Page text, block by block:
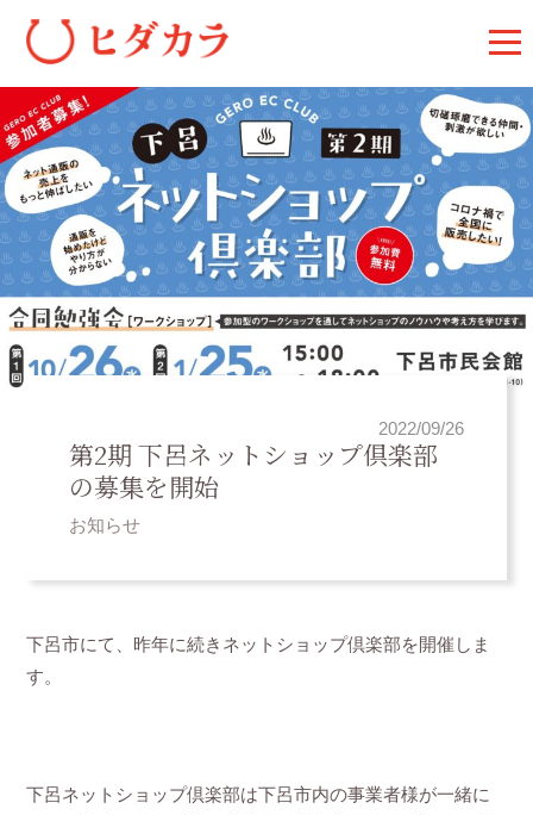
2022/09/26
第2期 下呂ネットショップ倶楽部
の募集を開始
お知らせ
下呂市にて、昨年に続きネットショップ倶楽部を開催しま
す。
下呂ネットショップ倶楽部は下呂市内の事業者様が一緒に